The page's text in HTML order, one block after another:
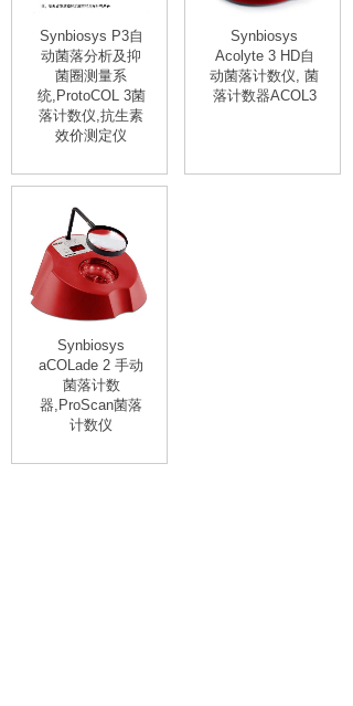
Synbiosys P3自
动菌落分析及抑
菌圈测量系
统,ProtoCOL 3菌
落计数仪,抗生素
效价测定仪
Synbiosys
Acolyte 3 HD自
动菌落计数仪, 菌
落计数器ACOL3
Synbiosys
aCOLade 2 手动
菌落计数
器,ProScan菌落
计数仪